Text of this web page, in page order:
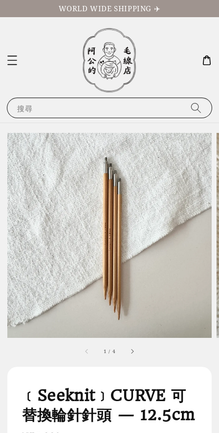
WORLD WIDE SHIPPING ✈️
搜尋
1 / 4
﹝Seeknit﹞CURVE 可
替換輪針針頭 — 12.5cm